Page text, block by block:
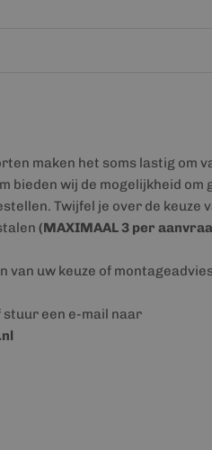
maken het soms lastig om
bieden wij de mogelijkheid
Twijfel je over de keuze
(MAXIMAAL 3 per
van uw keuze of
stuur een e-mail naar